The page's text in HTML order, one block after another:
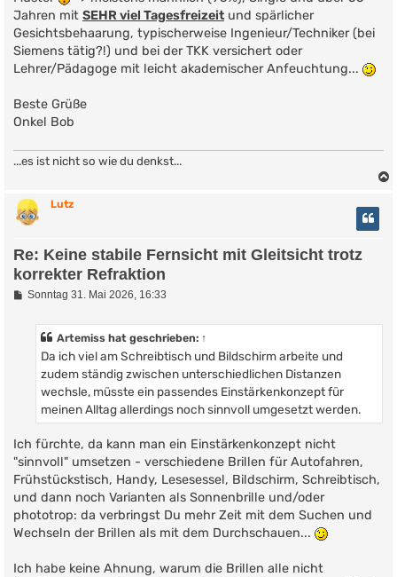
Jahren mit SEHR viel Tagesfreizeit und spärlicher
Gesichtsbehaarung, typischerweise Ingenieur/Techniker (bei
Siemens tätig?!) und bei der TKK versichert oder
Lehrer/Pädagoge mit leicht akademischer Anfeuchtung...
Beste Grüße
Onkel Bob
...es ist nicht so wie du denkst...
Lutz
Re: Keine stabile Fernsicht mit Gleitsicht trotz
korrekter Refraktion
BSonntag 31. Mai 2026, 16:33
Artemiss hat geschrieben: ↑
Da ich viel am Schreibtisch und Bildschirm arbeite und
zudem ständig zwischen unterschiedlichen Distanzen
wechsle, müsste ein passendes Einstärkenkonzept für
meinen Alltag allerdings noch sinnvoll umgesetzt werden.
Ich fürchte, da kann man ein Einstärkenkonzept nicht
"sinnvoll" umsetzen - verschiedene Brillen für Autofahren,
Frühstückstisch, Handy, Lesesessel, Bildschirm, Schreibtisch,
und dann noch Varianten als Sonnenbrille und/oder
phototrop: da verbringst Du mehr Zeit mit dem Suchen und
Wechseln der Brillen als mit dem Durchschauen...
Ich habe keine Ahnung, warum die Brillen alle nicht